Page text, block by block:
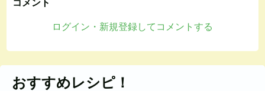
コメント
ログイン・新規登録してコメントする
おすすめレシピ！